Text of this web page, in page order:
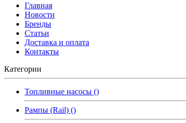
Главная
Новости
Бренды
Статьи
Доставка и оплата
Контакты
Категории
Топливные насосы ()
Рампы (Rail) ()